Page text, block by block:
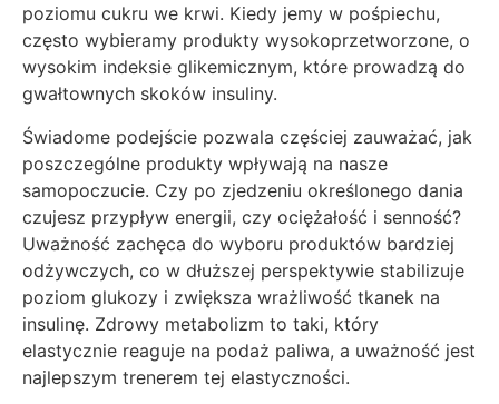
poziomu cukru we krwi. Kiedy jemy w pośpiechu,
często wybieramy produkty wysokoprzetworzone, o
wysokim indeksie glikemicznym, które prowadzą do
gwałtownych skoków insuliny.
Świadome podejście pozwala częściej zauważać, jak
poszczególne produkty wpływają na nasze
samopoczucie. Czy po zjedzeniu określonego dania
czujesz przypływ energii, czy ociężałość i senność?
Uważność zachęca do wyboru produktów bardziej
odżywczych, co w dłuższej perspektywie stabilizuje
poziom glukozy i zwiększa wrażliwość tkanek na
insulinę. Zdrowy metabolizm to taki, który
elastycznie reaguje na podaż paliwa, a uważność jest
najlepszym trenerem tej elastyczności.